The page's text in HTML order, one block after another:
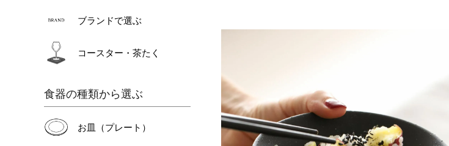
ブランドで選ぶ
コースター・茶たく
食器の種類から選ぶ
お皿（プレート）